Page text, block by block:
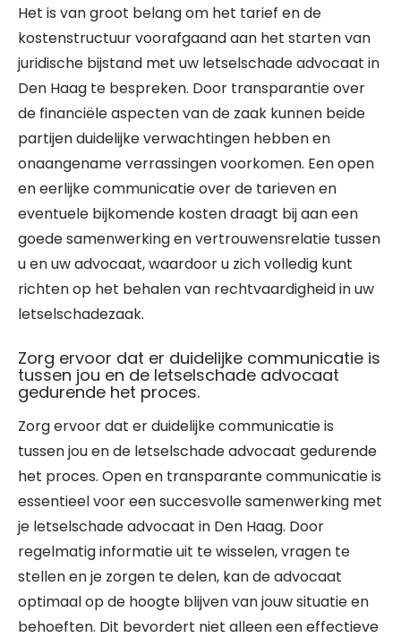
Het is van groot belang om het tarief en de
kostenstructuur voorafgaand aan het starten van
juridische bijstand met uw letselschade advocaat in
Den Haag te bespreken. Door transparantie over
de financiële aspecten van de zaak kunnen beide
partijen duidelijke verwachtingen hebben en
onaangename verrassingen voorkomen. Een open
en eerlijke communicatie over de tarieven en
eventuele bijkomende kosten draagt bij aan een
goede samenwerking en vertrouwensrelatie tussen
u en uw advocaat, waardoor u zich volledig kunt
richten op het behalen van rechtvaardigheid in uw
letselschadezaak.
Zorg ervoor dat er duidelijke communicatie is
tussen jou en de letselschade advocaat
gedurende het proces.
Zorg ervoor dat er duidelijke communicatie is
tussen jou en de letselschade advocaat gedurende
het proces. Open en transparante communicatie is
essentieel voor een succesvolle samenwerking met
je letselschade advocaat in Den Haag. Door
regelmatig informatie uit te wisselen, vragen te
stellen en je zorgen te delen, kan de advocaat
optimaal op de hoogte blijven van jouw situatie en
behoeften. Dit bevordert niet alleen een effectieve